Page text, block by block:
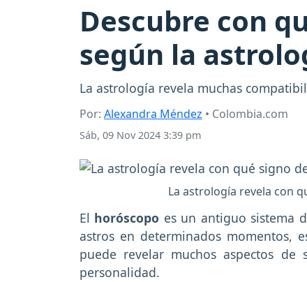
Descubre con
según la
La astrología revela muchas
Por: Alexandra Méndez • Colombia.com
Sáb, 09 Nov 2024 3:39 pm
La astrología revela con
El horóscopo es un antiguo sistema
astros en determinados momentos,
puede revelar muchos aspectos
personalidad.